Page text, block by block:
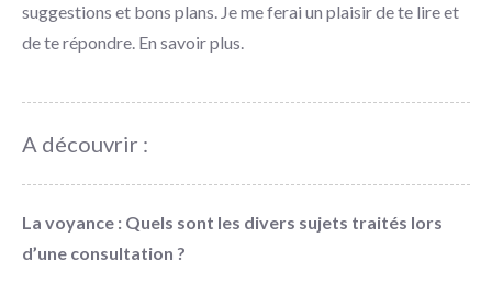
suggestions et bons plans. Je me ferai un plaisir de te lire et
de te répondre. En savoir plus.
A découvrir :
La voyance : Quels sont les divers sujets traités lors
d’une consultation ?